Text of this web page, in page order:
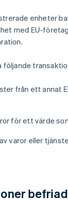
enheter
med EU-
följande
från ett annat
för ett värde
varor eller